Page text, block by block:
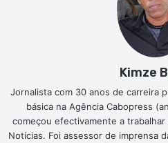
Kimze
Jornalista com 30 anos de carreira
básica na Agência Cabopress
começou efectivamente a
Notícias. Foi assessor de imprensa